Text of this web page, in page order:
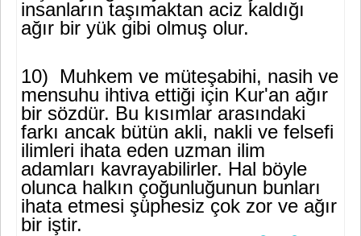
insanların taşımaktan aciz kaldığı
ağır bir yük gibi olmuş olur.
10) Muhkem ve müteşabihi, nasih ve
mensuhu ihtiva ettiği için Kur'an ağır
bir sözdür. Bu kısımlar arasındaki
farkı ancak bütün akli, nakli ve felsefi
ilimleri ihata eden uzman ilim
adamları kavrayabilirler. Hal böyle
olunca halkın çoğunluğunun bunları
ihata etmesi şüphesiz çok zor ve ağır
bir iştir.